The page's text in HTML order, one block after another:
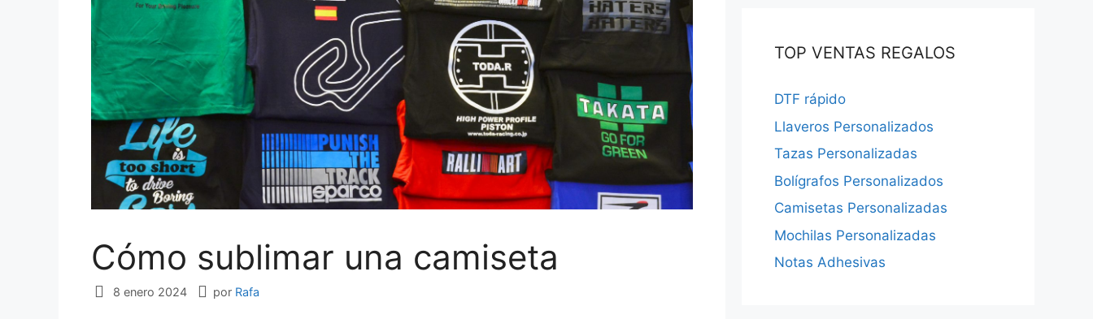
Cómo sublimar una camiseta
8 enero 2024 por Rafa
TOP VENTAS REGALOS
DTF rápido
Llaveros Personalizados
Tazas Personalizadas
Bolígrafos Personalizados
Camisetas Personalizadas
Mochilas Personalizadas
Notas Adhesivas